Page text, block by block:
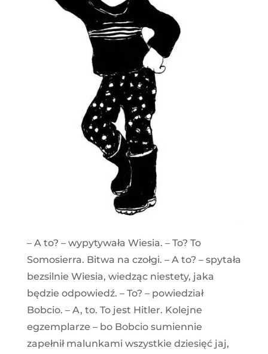
– A to? – wypytywała Wiesia. – To? To
Somosierra. Bitwa na czołgi. – A to? – spytała
bezsilnie Wiesia, wiedząc niestety, jaka
będzie odpowiedź. – To? – powiedział
Bobcio. – A, to. To jest Hitler. Kolejne
egzemplarze – bo Bobcio sumiennie
zapełnił malunkami wszystkie dziesięć jaj,